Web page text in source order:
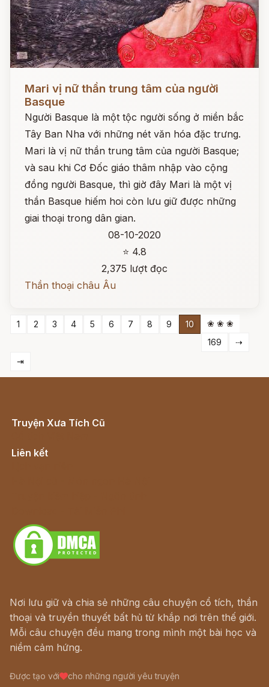
Mari vị nữ thần trung tâm của người
Basque
Người Basque là một tộc người sống ở miền bắc
Tây Ban Nha với những nét văn hóa đặc trưng.
Mari là vị nữ thần trung tâm của người Basque;
và sau khi Cơ Đốc giáo thâm nhập vào cộng
đồng người Basque, thì giờ đây Mari là một vị
thần Basque hiếm hoi còn lưu giữ được những
giai thoại trong dân gian.
08-10-2020
⭐ 4.8
2,375 lượt đọc
Thần thoại châu Âu
1 2 3 4 5 6 7 8 9 10
❀ ❀ ❀
169
⇢
⇥
Truyện Xưa Tích Cũ
Liên kết
Nơi lưu giữ và chia sẻ những câu chuyện cổ tích, thần
thoại và truyền thuyết bất hủ từ khắp nơi trên thế giới.
Mỗi câu chuyện đều mang trong mình một bài học và
niềm cảm hứng.
Được tạo với cho những người yêu truyện